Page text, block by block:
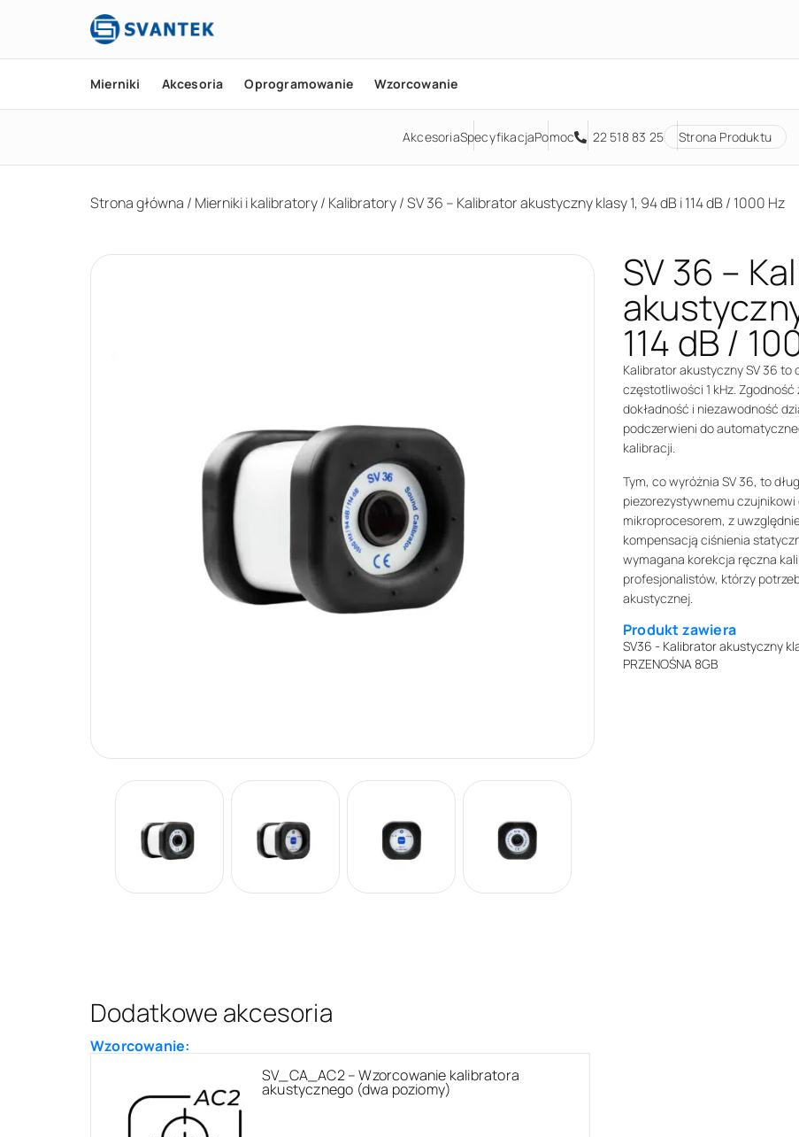
Mierniki Akcesoria Oprogramowanie Wzorcowanie
AkcesoriaSpecyfikacjaPomoc 22 518 83 25 Strona Produktu
Strona główna / Mierniki i kalibratory/ Kalibratory/ SV 36 – Kalibrator akustyczny klasy 1, 94 dB i 114 dB / 1000 Hz
SV 36 –
114 dB /
Kalibrator akustyczny SV 36 to
częstotliwości 1 kHz.
dokładność i niezawodność
podczerwieni do
kalibracji.
Tym, co wyróżnia SV 36, to
piezorezystywnemu
mikroprocesorem, z
kompensacją ciśnienia
wymagana korekcja ręczna
profesjonalistów, którzy
akustycznej.
Produkt zawiera
SV36 - Kalibrator akustyczny
PRZENOŚNA 8GB
Dodatkowe akcesoria
Wzorcowanie:
SV_CA_AC2 – Wzorcowanie kalibratora
akustycznego (dwa poziomy)